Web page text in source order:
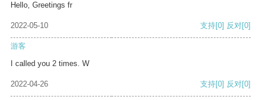
Hello, Greetings fr
2022-05-10 支持[0] 反对[0]
游客
I called you 2 times. W
2022-04-26 支持[0] 反对[0]